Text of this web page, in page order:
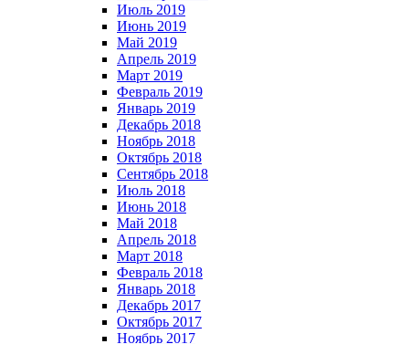
Июль 2019
Июнь 2019
Май 2019
Апрель 2019
Март 2019
Февраль 2019
Январь 2019
Декабрь 2018
Ноябрь 2018
Октябрь 2018
Сентябрь 2018
Июль 2018
Июнь 2018
Май 2018
Апрель 2018
Март 2018
Февраль 2018
Январь 2018
Декабрь 2017
Октябрь 2017
Ноябрь 2017